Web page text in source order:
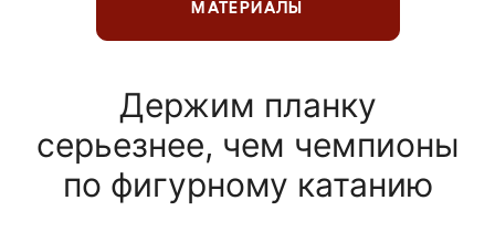
МАТЕРИАЛЫ
Держим планку
серьезнее, чем чемпионы
по фигурному катанию